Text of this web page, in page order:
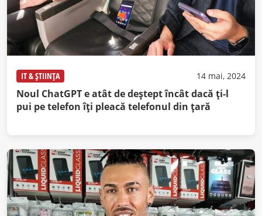
IT & ȘTIINȚA 14 mai, 2024
Noul ChatGPT e atât de deştept încât dacă ţi-l
pui pe telefon îţi pleacă telefonul din ţară